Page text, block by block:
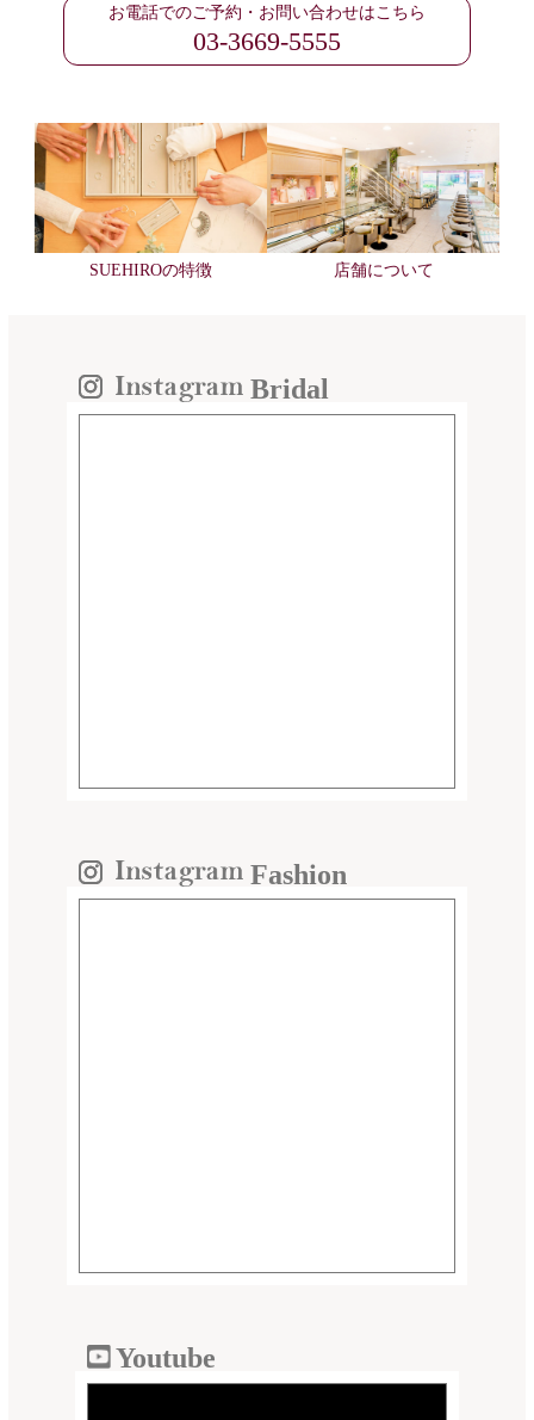
お電話でのご予約・お問い合わせはこちら
03-3669-5555
SUEHIROの特徴 店舗について
Bridal
Fashion
Youtube